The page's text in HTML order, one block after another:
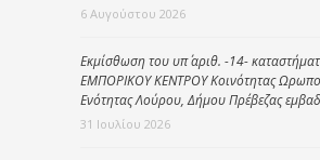
6 Αυγούστου 2026
Εκμίσθωση του υπ΄ αριθ. -14-
ΕΜΠΟΡΙΚΟΥ ΚΕΝΤΡΟΥ Κοινότητας
Ενότητας Λούρου, Δήμου Πρέβεζας
31 Ιουλίου 2026